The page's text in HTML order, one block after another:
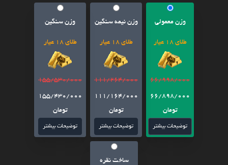
وزن معمولی
طلای 18 عیار
66/998/000
66/898/000
تومان
توضیحات بیشتر
وزن نیمه سنگین
طلای 18 عیار
111/264/000
111/164/000
تومان
توضیحات بیشتر
وزن سنگین
طلای 18 عیار
155/530/000
155/430/000
تومان
توضیحات بیشتر
ساخت نقره